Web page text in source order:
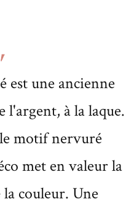
est une ancienne
l'argent, à la laque.
motif nervuré
met en valeur la
couleur. Une